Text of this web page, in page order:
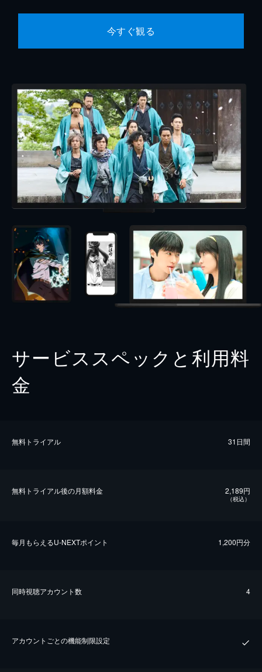
今すぐ観る
サービススペックと利用料
金
無料トライアル 31日間
無料トライアル後の⽉額料金 2,189円
（税込）
毎⽉もらえるU-NEXTポイント 1,200円分
同時視聴アカウント数 4
アカウントごとの機能制限設定